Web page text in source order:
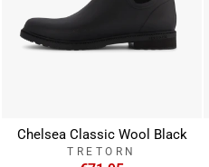
Chelsea Classic Wool Black
TRETORN